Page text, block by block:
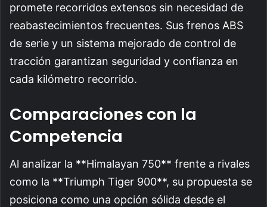
promete recorridos extensos sin necesidad de
reabastecimientos frecuentes. Sus frenos ABS
de serie y un sistema mejorado de control de
tracción garantizan seguridad y confianza en
cada kilómetro recorrido.
Comparaciones con la
Competencia
Al analizar la **Himalayan 750** frente a rivales
como la **Triumph Tiger 900**, su propuesta se
posiciona como una opción sólida desde el